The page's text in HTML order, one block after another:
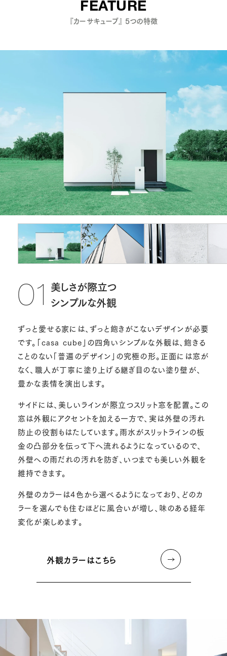
FEATURE
『カーサキューブ』 5つの特徴
01 美しさが際立つ
シンプルな外観
ずっと愛せる家には、ずっと飽きがこないデザインが必要
です。「casa cube」の四角いシンプルな外観は、飽きる
ことのない「普遍のデザイン」の究極の形。正面には窓が
なく、職人が丁寧に塗り上げる継ぎ目のない塗り壁が、
豊かな表情を演出します。
サイドには、美しいラインが際立つスリット窓を配置。この
窓は外観にアクセントを加える一方で、実は外壁の汚れ
防止の役割もはたしています。雨水がスリットラインの板
金の凸部分を伝って下へ流れるようになっているので、
外壁への雨だれの汚れを防ぎ、いつまでも美しい外観を
維持できます。
外壁のカラーは4色から選べるようになっており、どのカ
ラーを選んでも住むほどに風合いが増し、味のある経年
変化が楽しめます。
外観カラーはこちら